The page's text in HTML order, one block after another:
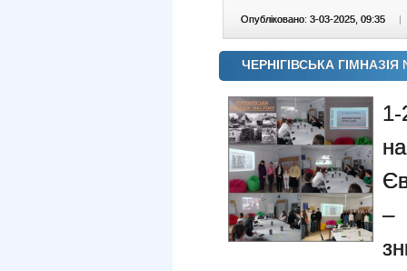
Опубліковано: 3-03-2025, 09:35 |
ЧЕРНІГІВСЬКА ГІМНАЗІЯ
1-
–